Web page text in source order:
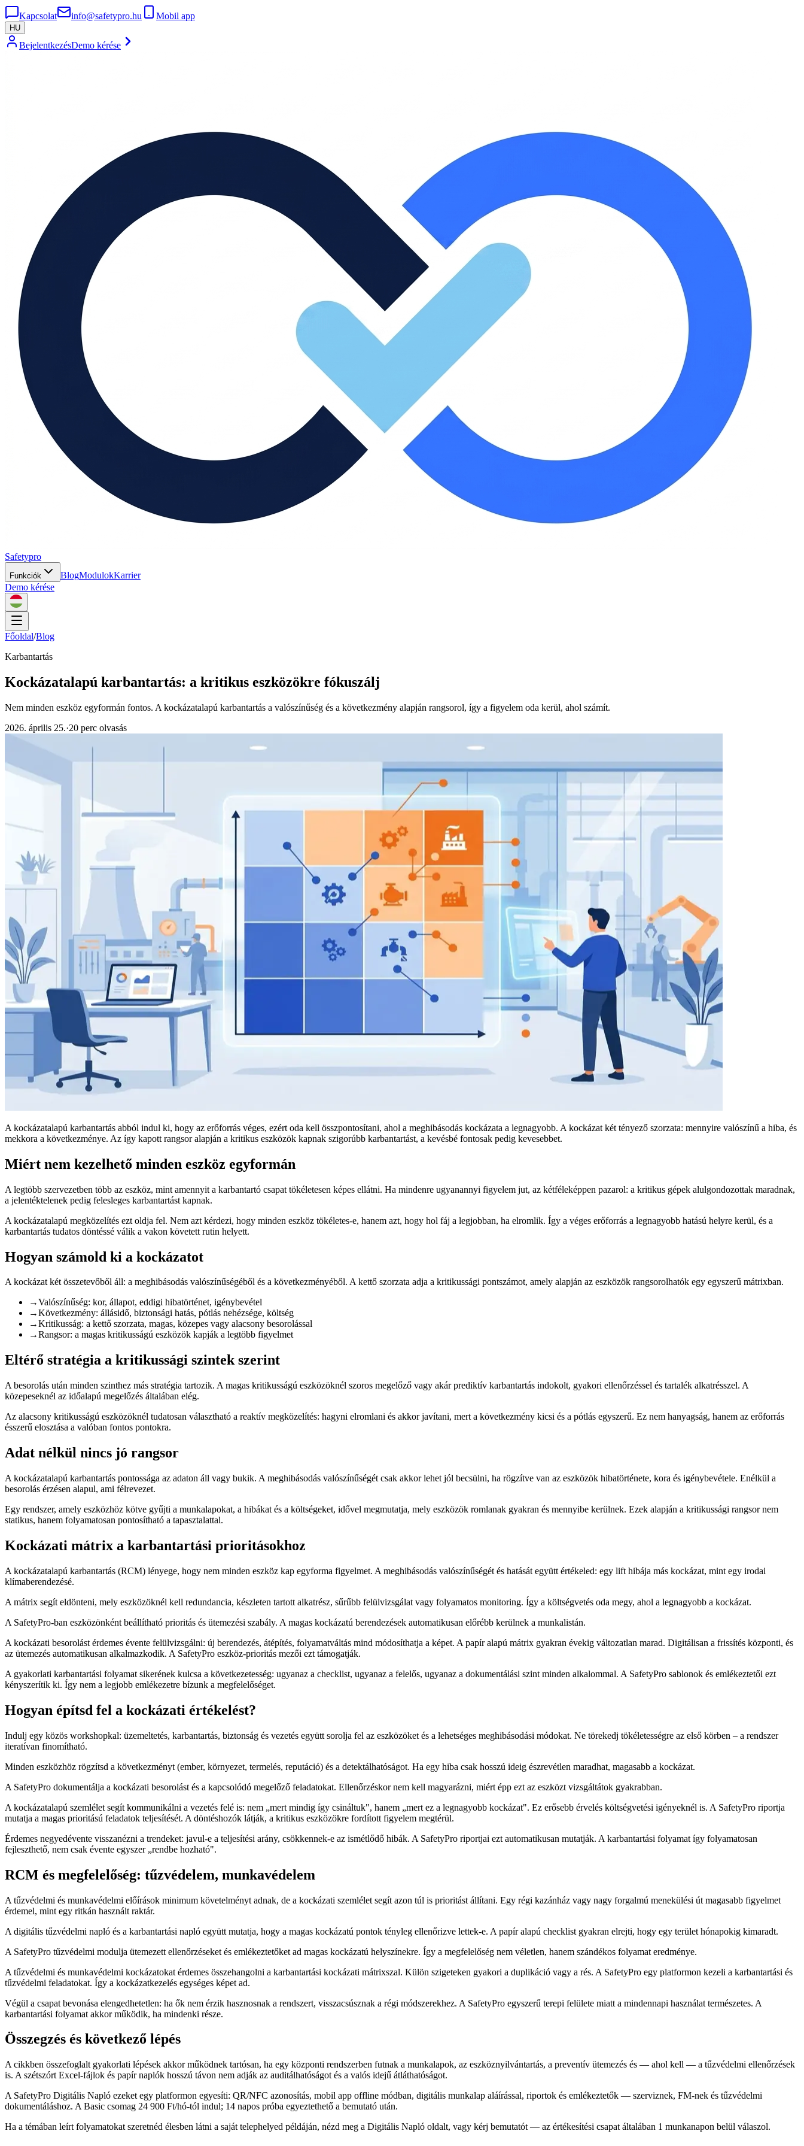
Kapcsolat info@safetypro.hu Mobil app
HU
BejelentkezésDemo kérése
Safetypro
Funkciók BlogModulokKarrier
Demo kérése
Főoldal/Blog
Karbantartás
Kockázatalapú karbantartás: a kritikus eszközökre fókuszálj
Nem minden eszköz egyformán fontos. A kockázatalapú karbantartás a valószínűség és a következmény alapján rangsorol, így a figyelem oda kerül, ahol számít.
2026. április 25.·20 perc olvasás
A kockázatalapú karbantartás abból indul ki, hogy az erőforrás véges, ezért oda kell összpontosítani, ahol a meghibásodás kockázata a legnagyobb. A kockázat két tényező szorzata: mennyire valószínű a hiba, és
mekkora a következménye. Az így kapott rangsor alapján a kritikus eszközök kapnak szigorúbb karbantartást, a kevésbé fontosak pedig kevesebbet.
Miért nem kezelhető minden eszköz egyformán
A legtöbb szervezetben több az eszköz, mint amennyit a karbantartó csapat tökéletesen képes ellátni. Ha mindenre ugyanannyi figyelem jut, az kétféleképpen pazarol: a kritikus gépek alulgondozottak maradnak,
a jelentéktelenek pedig felesleges karbantartást kapnak.
A kockázatalapú megközelítés ezt oldja fel. Nem azt kérdezi, hogy minden eszköz tökéletes-e, hanem azt, hogy hol fáj a legjobban, ha elromlik. Így a véges erőforrás a legnagyobb hatású helyre kerül, és a
karbantartás tudatos döntéssé válik a vakon követett rutin helyett.
Hogyan számold ki a kockázatot
A kockázat két összetevőből áll: a meghibásodás valószínűségéből és a következményéből. A kettő szorzata adja a kritikussági pontszámot, amely alapján az eszközök rangsorolhatók egy egyszerű mátrixban.
→Valószínűség: kor, állapot, eddigi hibatörténet, igénybevétel
→Következmény: állásidő, biztonsági hatás, pótlás nehézsége, költség
→Kritikusság: a kettő szorzata, magas, közepes vagy alacsony besorolással
→Rangsor: a magas kritikusságú eszközök kapják a legtöbb figyelmet
Eltérő stratégia a kritikussági szintek szerint
A besorolás után minden szinthez más stratégia tartozik. A magas kritikusságú eszközöknél szoros megelőző vagy akár prediktív karbantartás indokolt, gyakori ellenőrzéssel és tartalék alkatrésszel. A
közepeseknél az időalapú megelőzés általában elég.
Az alacsony kritikusságú eszközöknél tudatosan választható a reaktív megközelítés: hagyni elromlani és akkor javítani, mert a következmény kicsi és a pótlás egyszerű. Ez nem hanyagság, hanem az erőforrás
ésszerű elosztása a valóban fontos pontokra.
Adat nélkül nincs jó rangsor
A kockázatalapú karbantartás pontossága az adaton áll vagy bukik. A meghibásodás valószínűségét csak akkor lehet jól becsülni, ha rögzítve van az eszközök hibatörténete, kora és igénybevétele. Enélkül a
besorolás érzésen alapul, ami félrevezet.
Egy rendszer, amely eszközhöz kötve gyűjti a munkalapokat, a hibákat és a költségeket, idővel megmutatja, mely eszközök romlanak gyakran és mennyibe kerülnek. Ezek alapján a kritikussági rangsor nem
statikus, hanem folyamatosan pontosítható a tapasztalattal.
Kockázati mátrix a karbantartási prioritásokhoz
A kockázatalapú karbantartás (RCM) lényege, hogy nem minden eszköz kap egyforma figyelmet. A meghibásodás valószínűségét és hatását együtt értékeled: egy lift hibája más kockázat, mint egy irodai
klímaberendezésé.
A mátrix segít eldönteni, mely eszközöknél kell redundancia, készleten tartott alkatrész, sűrűbb felülvizsgálat vagy folyamatos monitoring. Így a költségvetés oda megy, ahol a legnagyobb a kockázat.
A SafetyPro-ban eszközönként beállítható prioritás és ütemezési szabály. A magas kockázatú berendezések automatikusan előrébb kerülnek a munkalistán.
A kockázati besorolást érdemes évente felülvizsgálni: új berendezés, átépítés, folyamatváltás mind módosíthatja a képet. A papír alapú mátrix gyakran évekig változatlan marad. Digitálisan a frissítés központi, és
az ütemezés automatikusan alkalmazkodik. A SafetyPro eszköz-prioritás mezői ezt támogatják.
A gyakorlati karbantartási folyamat sikerének kulcsa a következetesség: ugyanaz a checklist, ugyanaz a felelős, ugyanaz a dokumentálási szint minden alkalommal. A SafetyPro sablonok és emlékeztetői ezt
kényszerítik ki. Így nem a legjobb emlékezetre bízunk a megfelelőséget.
Hogyan építsd fel a kockázati értékelést?
Indulj egy közös workshopkal: üzemeltetés, karbantartás, biztonság és vezetés együtt sorolja fel az eszközöket és a lehetséges meghibásodási módokat. Ne törekedj tökéletességre az első körben – a rendszer
iteratívan finomítható.
Minden eszközhöz rögzítsd a következményt (ember, környezet, termelés, reputáció) és a detektálhatóságot. Ha egy hiba csak hosszú ideig észrevétlen maradhat, magasabb a kockázat.
A SafetyPro dokumentálja a kockázati besorolást és a kapcsolódó megelőző feladatokat. Ellenőrzéskor nem kell magyarázni, miért épp ezt az eszközt vizsgáltátok gyakrabban.
A kockázatalapú szemlélet segít kommunikálni a vezetés felé is: nem „mert mindig így csináltuk", hanem „mert ez a legnagyobb kockázat". Ez erősebb érvelés költségvetési igényeknél is. A SafetyPro riportja
mutatja a magas prioritású feladatok teljesítését. A döntéshozók látják, a kritikus eszközökre fordított figyelem megtérül.
Érdemes negyedévente visszanézni a trendeket: javul-e a teljesítési arány, csökkennek-e az ismétlődő hibák. A SafetyPro riportjai ezt automatikusan mutatják. A karbantartási folyamat így folyamatosan
fejleszthető, nem csak évente egyszer „rendbe hozható".
RCM és megfelelőség: tűzvédelem, munkavédelem
A tűzvédelmi és munkavédelmi előírások minimum követelményt adnak, de a kockázati szemlélet segít azon túl is prioritást állítani. Egy régi kazánház vagy nagy forgalmú menekülési út magasabb figyelmet
érdemel, mint egy ritkán használt raktár.
A digitális tűzvédelmi napló és a karbantartási napló együtt mutatja, hogy a magas kockázatú pontok tényleg ellenőrizve lettek-e. A papír alapú checklist gyakran elrejti, hogy egy terület hónapokig kimaradt.
A SafetyPro tűzvédelmi modulja ütemezett ellenőrzéseket és emlékeztetőket ad magas kockázatú helyszínekre. Így a megfelelőség nem véletlen, hanem szándékos folyamat eredménye.
A tűzvédelmi és munkavédelmi kockázatokat érdemes összehangolni a karbantartási kockázati mátrixszal. Külön szigeteken gyakori a duplikáció vagy a rés. A SafetyPro egy platformon kezeli a karbantartási és
tűzvédelmi feladatokat. Így a kockázatkezelés egységes képet ad.
Végül a csapat bevonása elengedhetetlen: ha ők nem érzik hasznosnak a rendszert, visszacsúsznak a régi módszerekhez. A SafetyPro egyszerű terepi felülete miatt a mindennapi használat természetes. A
karbantartási folyamat akkor működik, ha mindenki része.
Összegzés és következő lépés
A cikkben összefoglalt gyakorlati lépések akkor működnek tartósan, ha egy központi rendszerben futnak a munkalapok, az eszköznyilvántartás, a preventív ütemezés és — ahol kell — a tűzvédelmi ellenőrzések
is. A szétszórt Excel-fájlok és papír naplók hosszú távon nem adják az auditálhatóságot és a valós idejű átláthatóságot.
A SafetyPro Digitális Napló ezeket egy platformon egyesíti: QR/NFC azonosítás, mobil app offline módban, digitális munkalap aláírással, riportok és emlékeztetők — szerviznek, FM-nek és tűzvédelmi
dokumentáláshoz. A Basic csomag 24 900 Ft/hó-tól indul; 14 napos próba egyeztethető a bemutató után.
Ha a témában leírt folyamatokat szeretnéd élesben látni a saját telephelyed példáján, nézd meg a Digitális Napló oldalt, vagy kérj bemutatót — az értékesítési csapat általában 1 munkanapon belül válaszol.